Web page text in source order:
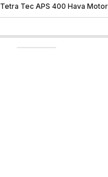
Tetra Tec APS 400 Hava